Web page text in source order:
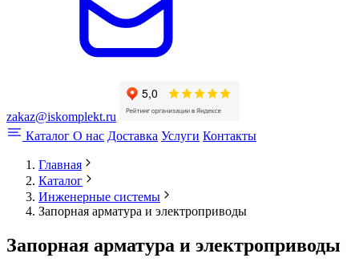
zakaz@iskomplekt.ru
Каталог О нас Доставка Услуги Контакты
Главная
Каталог
Инженерные системы
Запорная арматура и электроприводы
Запорная арматура и электроприводы